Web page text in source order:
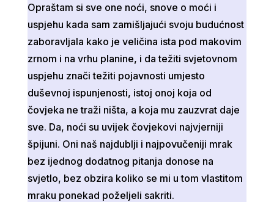
Opraštam si sve one noći, snove o moći i
uspjehu kada sam zamišljajući svoju budućnost
zaboravljala kako je veličina ista pod makovim
zrnom i na vrhu planine, i da težiti svjetovnom
uspjehu znači težiti pojavnosti umjesto
duševnoj ispunjenosti, istoj onoj koja od
čovjeka ne traži ništa, a koja mu zauzvrat daje
sve. Da, noći su uvijek čovjekovi najvjerniji
špijuni. Oni naš najdublji i najpovučeniji mrak
bez ijednog dodatnog pitanja donose na
svjetlo, bez obzira koliko se mi u tom vlastitom
mraku ponekad poželjeli sakriti.